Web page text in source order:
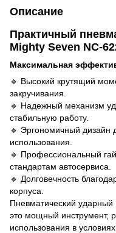
Описание
Практичный
Mighty Seven NC-
Максимальная
🔹 Высокий крутящий
закручивания.
🔹 Надежный механизм
стабильную работу.
🔹 Эргономичный дизайн
использования.
🔹 Профессиональный
стандартам автосервиса.
🔹 Долговечность
корпуса.
Пневматический ударный
это мощный инструмент,
использования в